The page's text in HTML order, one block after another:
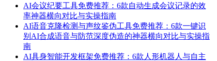
AI会议纪要工具免费推荐：6款自动生成会议记录的效
率神器横向对比与实操指南
AI语音克隆检测与声纹鉴伪工具免费推荐：6款一键识
别AI合成语音与防范深度伪造的神器横向对比与实操指
南
AI具身智能开发框架免费推荐：6款人形机器人与自主